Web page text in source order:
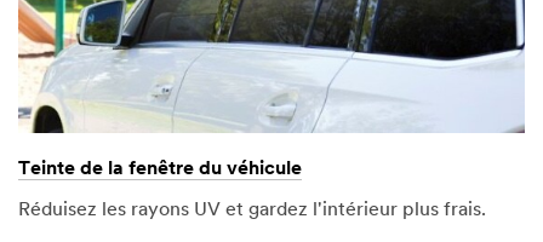
Teinte de la fenêtre du véhicule
Réduisez les rayons UV et gardez l'intérieur plus frais.